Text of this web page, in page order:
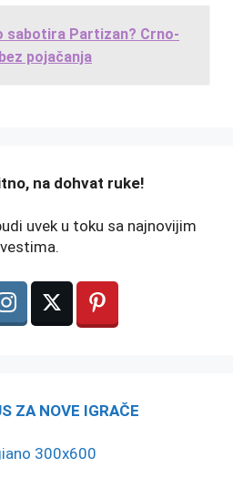
sabotira Partizan? Crno-
pojačanja
na dohvat ruke!
uvek u toku sa najnovijim
vestima.
ZA NOVE IGRAČE